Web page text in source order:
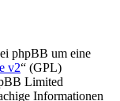
phpBB um eine
v2“ (GPL)
Limited
Informationen